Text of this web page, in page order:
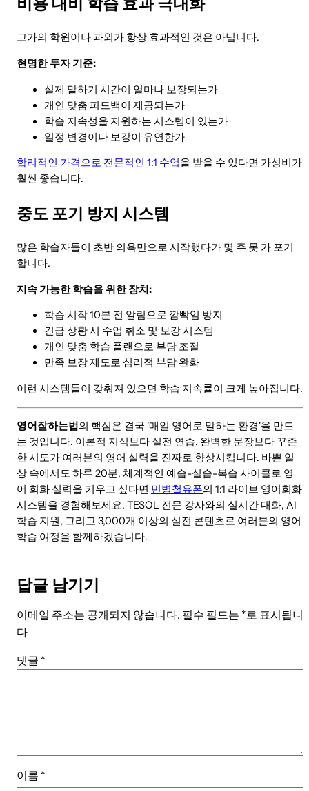
고가의 학원이나 과외가 항상 효과적인 것은 아닙니다.
현명한 투자 기준:
실제 말하기 시간이 얼마나 보장되는가
개인 맞춤 피드백이 제공되는가
학습 지속성을 지원하는 시스템이 있는가
일정 변경이나 보강이 유연한가
합리적인 가격으로 전문적인 1:1 수업을 받을 수 있다면 가성비가
훨씬 좋습니다.
중도 포기 방지 시스템
많은 학습자들이 초반 의욕만으로 시작했다가 몇 주 못 가 포기
합니다.
지속 가능한 학습을 위한 장치:
학습 시작 10분 전 알림으로 깜빡임 방지
긴급 상황 시 수업 취소 및 보강 시스템
개인 맞춤 학습 플랜으로 부담 조절
만족 보장 제도로 심리적 부담 완화
이런 시스템들이 갖춰져 있으면 학습 지속률이 크게 높아집니다.
영어잘하는법 의 핵심은 결국 '매일 영어로 말하는 환경'을 만드
는 것입니다. 이론적 지식보다 실전 연습, 완벽한 문장보다 꾸준
한 시도가 여러분의 영어 실력을 진짜로 향상시킵니다. 바쁜 일
상 속에서도 하루 20분, 체계적인 예습-실습-복습 사이클로 영
어 회화 실력을 키우고 싶다면 민병철유폰의 1:1 라이브 영어회화
시스템을 경험해보세요. TESOL 전문 강사와의 실시간 대화, AI
학습 지원, 그리고 3,000개 이상의 실전 콘텐츠로 여러분의 영어
학습 여정을 함께하겠습니다.
답글 남기기
이메일 주소는 공개되지 않습니다. 필수 필드는 *로 표시됩니
다
댓글 *
이름 *